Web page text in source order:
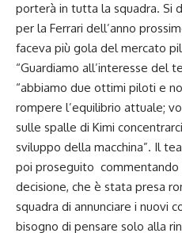
porterà in tutta la squadra. Si
per la Ferrari dell’anno
faceva più gola del mercato
“Guardiamo all’interesse del
“abbiamo due ottimi piloti e
rompere l’equilibrio attuale;
sulle spalle di Kimi
sviluppo della macchina”. Il
poi proseguito commentando
decisione, che è stata presa
squadra di annunciare i nuovi
bisogno di pensare solo alla